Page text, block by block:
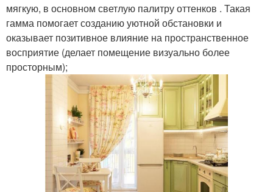
мягкую, в основном светлую палитру оттенков . Такая
гамма помогает созданию уютной обстановки и
оказывает позитивное влияние на пространственное
восприятие (делает помещение визуально более
просторным);